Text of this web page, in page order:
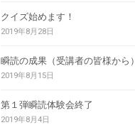
クイズ始めます！
2019年8月28日
瞬読の成果（受講者の皆様から）
2019年8月15日
第１弾瞬読体験会終了
2019年8月4日